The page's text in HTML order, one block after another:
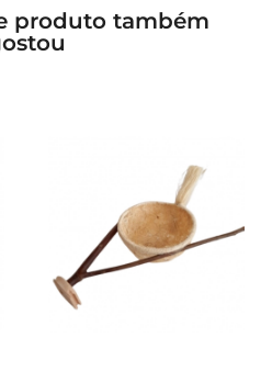
produto também